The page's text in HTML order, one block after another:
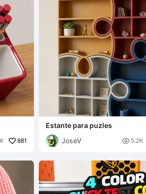
881
Estante para puzles
JoseV
 5.2K